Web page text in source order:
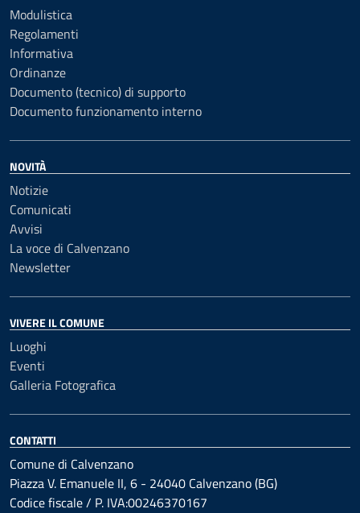
Modulistica
Regolamenti
Informativa
Ordinanze
Documento (tecnico) di supporto
Documento funzionamento interno
NOVITÀ
Notizie
Comunicati
Avvisi
La voce di Calvenzano
Newsletter
VIVERE IL COMUNE
Luoghi
Eventi
Galleria Fotografica
CONTATTI
Comune di Calvenzano
Piazza V. Emanuele II, 6 - 24040 Calvenzano (BG)
Codice fiscale / P. IVA:00246370167